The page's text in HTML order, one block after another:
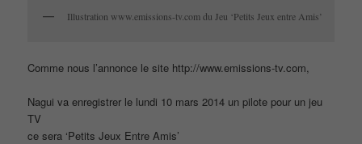
Illustration www.emissions-tv.com du Jeu ‘Petits Jeux entre Amis’
Comme nous l’annonce le site http://www.emissions-tv.com,
Nagui va enregistrer le lundi 10 mars 2014 un pilote pour un jeu
TV
ce sera ‘Petits Jeux Entre Amis’